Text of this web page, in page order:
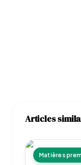
Articles
Matières